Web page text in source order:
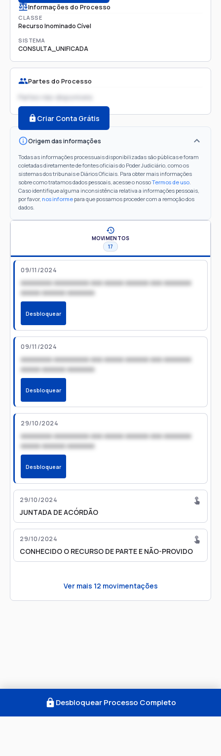
Informações do Processo
CLASSE
Recurso Inominado Cível
SISTEMA
CONSULTA_UNIFICADA
Partes do Processo
Partes não disponíveis
Criar Conta Grátis
Origem das informações
Todas as informações processuais disponibilizadas são públicas e foram
coletadas diretamente de fontes oficiais do Poder Judiciário, como os
sistemas dos tribunais e Diários Oficiais. Para obter mais informações
sobre como tratamos dados pessoais, acesse o nossoTermos de uso.
Caso identifique alguma inconsistência relativa a informações pessoais,
por favor, nos informe para que possamos proceder com a remoção dos
dados.
MOVIMENTOS
17
09/11/2024
xxxxxxxx xxxxxxxxx xxx xxxxx xxxxxx xxx xxxxxxx
xxxxx xxxxxx xxxxxxx
Desbloquear
09/11/2024
xxxxxxxx xxxxxxxxx xxx xxxxx xxxxxx xxx xxxxxxx
xxxxx xxxxxx xxxxxxx
Desbloquear
29/10/2024
xxxxxxxx xxxxxxxxx xxx xxxxx xxxxxx xxx xxxxxxx
xxxxx xxxxxx xxxxxxx
Desbloquear
29/10/2024
JUNTADA DE ACÓRDÃO
29/10/2024
CONHECIDO O RECURSO DE PARTE E NÃO-PROVIDO
Ver mais 12 movimentações
Desbloquear Processo Completo